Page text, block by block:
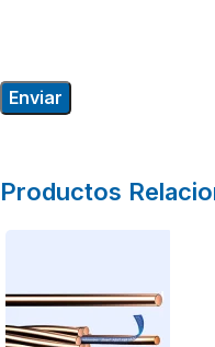
Productos